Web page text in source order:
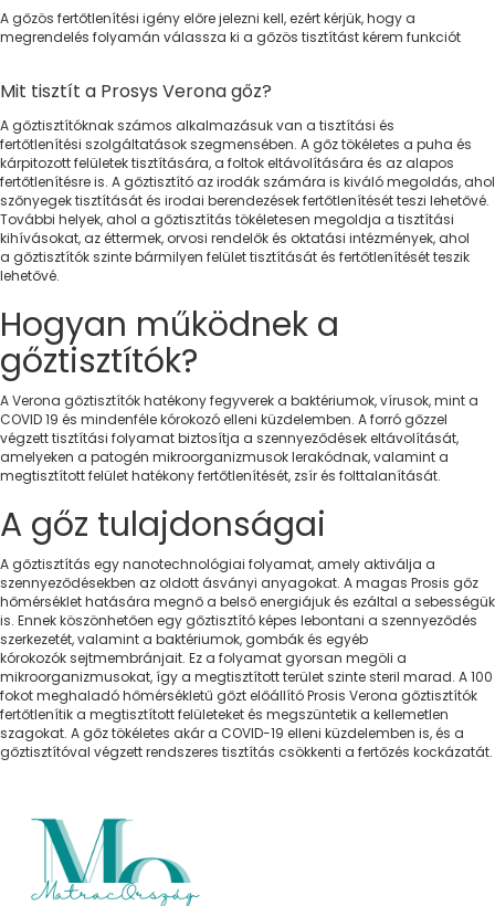
A gőzös fertőtlenítési igény előre jelezni kell, ezért kérjük, hogy a
megrendelés folyamán válassza ki a gőzös tisztítást kérem funkciót
Mit tisztít a Prosys Verona gőz?
A gőztisztítóknak számos alkalmazásuk van a tisztítási és
fertőtlenítési szolgáltatások szegmensében. A gőz tökéletes a puha és
kárpitozott felületek tisztítására, a foltok eltávolítására és az alapos
fertőtlenítésre is. A gőztisztító az irodák számára is kiváló megoldás, ahol
szőnyegek tisztítását és irodai berendezések fertőtlenítését teszi lehetővé.
További helyek, ahol a gőztisztítás tökéletesen megoldja a tisztítási
kihívásokat, az éttermek, orvosi rendelők és oktatási intézmények, ahol
a gőztisztítók szinte bármilyen felület tisztítását és fertőtlenítését teszik
lehetővé.
Hogyan működnek a
gőztisztítók?
A Verona gőztisztítók hatékony fegyverek a baktériumok, vírusok, mint a
COVID 19 és mindenféle kórokozó elleni küzdelemben. A forró gőzzel
végzett tisztítási folyamat biztosítja a szennyeződések eltávolítását,
amelyeken a patogén mikroorganizmusok lerakódnak, valamint a
megtisztított felület hatékony fertőtlenítését, zsír és folttalanítását.
A gőz tulajdonságai
A gőztisztítás egy nanotechnológiai folyamat, amely aktiválja a
szennyeződésekben az oldott ásványi anyagokat. A magas Prosis gőz
hőmérséklet hatására megnő a belső energiájuk és ezáltal a sebességük
is. Ennek köszönhetően egy gőztisztító képes lebontani a szennyeződés
szerkezetét, valamint a baktériumok, gombák és egyéb
kórokozók sejtmembránjait. Ez a folyamat gyorsan megöli a
mikroorganizmusokat, így a megtisztított terület szinte steril marad. A 100
fokot meghaladó hőmérsékletű gőzt előállító Prosis Verona gőztisztítók
fertőtlenítik a megtisztított felületeket és megszüntetik a kellemetlen
szagokat. A gőz tökéletes akár a COVID-19 elleni küzdelemben is, és a
gőztisztítóval végzett rendszeres tisztítás csökkenti a fertőzés kockázatát.